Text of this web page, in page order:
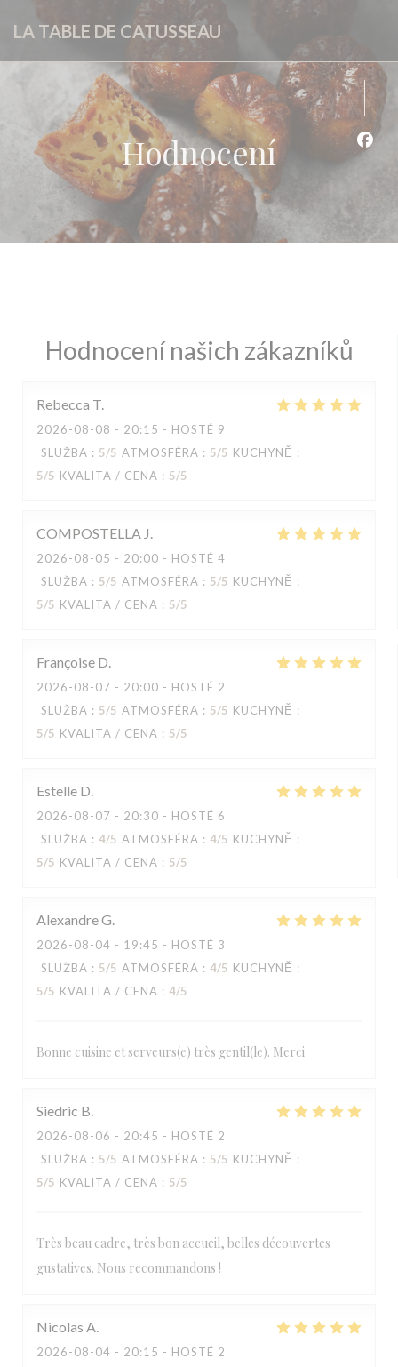
Panel pro správu cookies
LA TABLE DE CATUSSEAU
Hodnocení
Hodnocení našich zákazníků
Rebecca T
2026-08-08 - 20:15 - HOSTÉ 9
SLUŽBA : 5/5 ATMOSFÉRA : 5/5 KUCHYNĚ :
5/5 KVALITA / CENA : 5/5
COMPOSTELLA J
2026-08-05 - 20:00 - HOSTÉ 4
SLUŽBA : 5/5 ATMOSFÉRA : 5/5 KUCHYNĚ :
5/5 KVALITA / CENA : 5/5
Françoise D
2026-08-07 - 20:00 - HOSTÉ 2
SLUŽBA : 5/5 ATMOSFÉRA : 5/5 KUCHYNĚ :
5/5 KVALITA / CENA : 5/5
Estelle D
2026-08-07 - 20:30 - HOSTÉ 6
SLUŽBA : 4/5 ATMOSFÉRA : 4/5 KUCHYNĚ :
5/5 KVALITA / CENA : 5/5
AlexandreG
2026-08-04 - 19:45 - HOSTÉ 3
SLUŽBA : 5/5 ATMOSFÉRA : 4/5 KUCHYNĚ :
5/5 KVALITA / CENA : 4/5
Bonne cuisine et serveurs(e) très gentil(le). Merci
Siedric B
2026-08-06 - 20:45 - HOSTÉ 2
SLUŽBA : 5/5 ATMOSFÉRA : 5/5 KUCHYNĚ :
5/5 KVALITA / CENA : 5/5
Très beau cadre, très bon accueil, belles découvertes
gustatives. Nous recommandons !
Nicolas A
2026-08-04 - 20:15 - HOSTÉ 2